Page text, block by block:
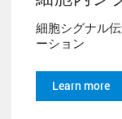
細胞シグナル
ーション
Learn more